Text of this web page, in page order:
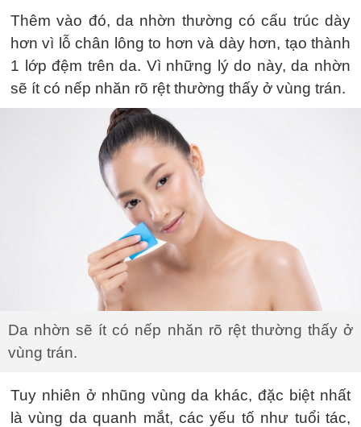
Thêm vào đó, da nhờn thường có cấu trúc dày
hơn vì lỗ chân lông to hơn và dày hơn, tạo thành
1 lớp đệm trên da. Vì những lý do này, da nhờn
sẽ ít có nếp nhăn rõ rệt thường thấy ở vùng trán.
Da nhờn sẽ ít có nếp nhăn rõ rệt thường thấy ở
vùng trán.
Tuy nhiên ở nhũng vùng da khác, đặc biệt nhất
là vùng da quanh mắt, các yếu tố như tuổi tác,